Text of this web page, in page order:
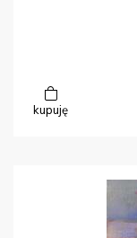
kupuję